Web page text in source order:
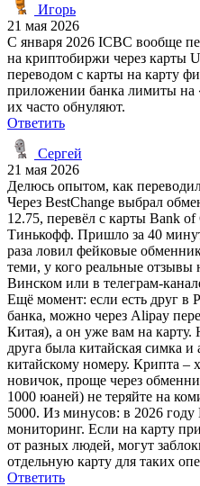
Игорь
21 мая 2026
С января 2026 ICBC вообще
на криптобиржи через карты
переводом с карты на карту
приложении банка лимиты на
их часто обнуляют.
Ответить
Сергей
21 мая 2026
Делюсь опытом, как
Через BestChange выбрал
12.75, перевёл с карты Bank
Тинькофф. Пришло за 40
раза ловил фейковые
теми, у кого реальные
Винском или в телеграм-
Ещё момент: если есть друг в
банка, можно через Alipay
Китая), а он уже вам на
друга была китайская симка
китайскому номеру. Крипта –
новичок, проще через
1000 юаней) не теряйте на
5000. Из минусов: в 2026
мониторинг. Если на карту
от разных людей, могут
отдельную карту для таких
Ответить